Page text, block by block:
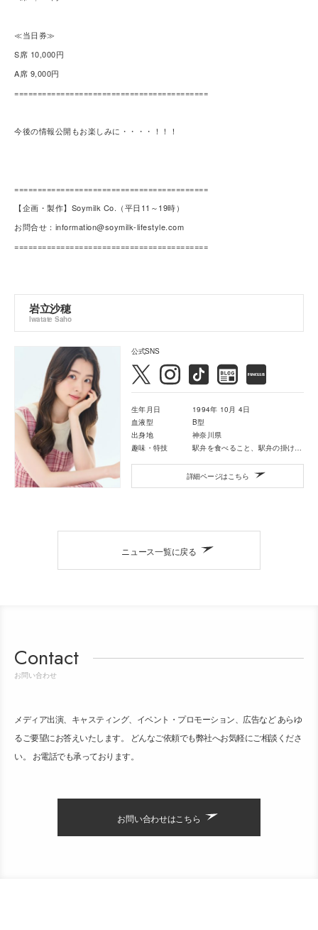
≪当日券≫
S席 10,000円
A席 9,000円
==========================================
今後の情報公開もお楽しみに・・・・！！！
==========================================
【企画・製作】Soymilk Co.（平日11～19時）
お問合せ：information@soymilk-lifestyle.com
==========================================
岩立沙穂
Iwatate Saho
公式SNS
生年月日
1994年 10月 4日
血液型
B型
出身地
神奈川県
趣味・特技
駅弁を食べること、駅弁の掛け紙収集(200枚以上)
詳細ページはこちら
ニュース一覧に戻る
Contact
お問い合わせ
メディア出演、キャスティング、イベント・プロモーション、広告など あらゆ
るご要望にお答えいたします。 どんなご依頼でも弊社へお気軽にご相談くださ
い。 お電話でも承っております。
お問い合わせはこちら